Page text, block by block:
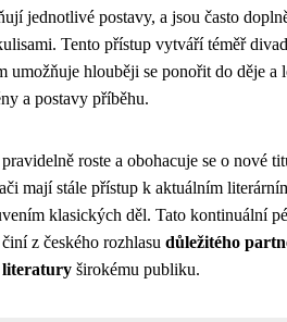
jednotlivé postavy, a jsou často
Tento přístup vytváří téměř
umožňuje hlouběji se ponořit do děje a
a postavy příběhu.
roste a obohacuje se o nové
mají stále přístup k aktuálním
klasických děl. Tato kontinuální
z českého rozhlasu důležitého
literatury širokému publiku.